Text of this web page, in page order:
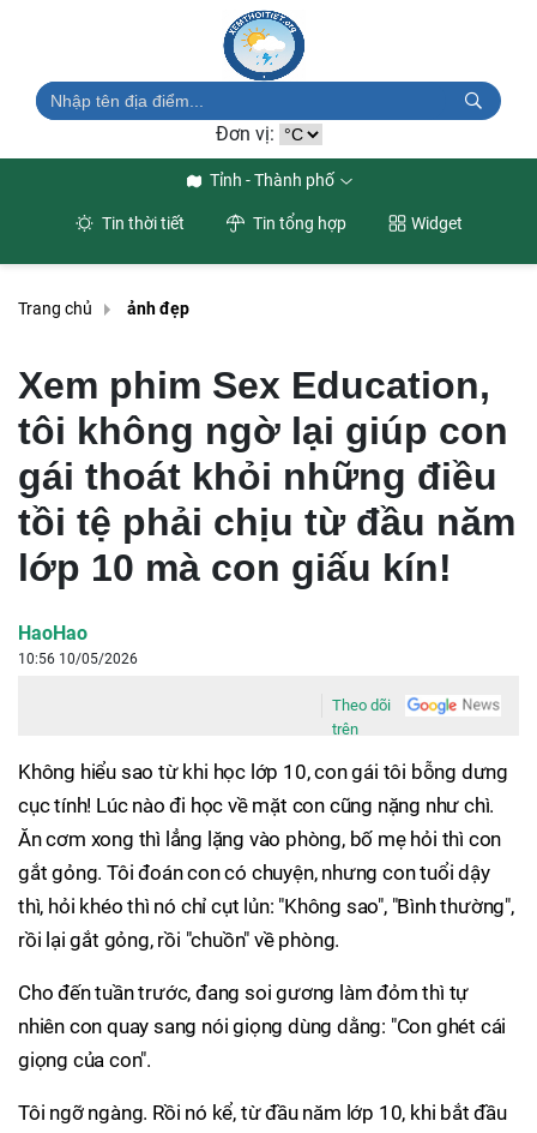
Đơn vị:
Tỉnh - Thành phố
Tin thời tiết Tin tổng hợp Widget
Trang chủ ảnh đẹp
Xem phim Sex Education,
tôi không ngờ lại giúp con
gái thoát khỏi những điều
tồi tệ phải chịu từ đầu năm
lớp 10 mà con giấu kín!
HaoHao
10:56 10/05/2026
Theo dõi
trên
Không hiểu sao từ khi học lớp 10, con gái tôi bỗng dưng
cục tính! Lúc nào đi học về mặt con cũng nặng như chì.
Ăn cơm xong thì lẳng lặng vào phòng, bố mẹ hỏi thì con
gắt gỏng. Tôi đoán con có chuyện, nhưng con tuổi dậy
thì, hỏi khéo thì nó chỉ cụt lủn: "Không sao", "Bình thường",
rồi lại gắt gỏng, rồi "chuồn" về phòng.
Cho đến tuần trước, đang soi gương làm đỏm thì tự
nhiên con quay sang nói giọng dùng dằng: "Con ghét cái
giọng của con".
Tôi ngỡ ngàng. Rồi nó kể, từ đầu năm lớp 10, khi bắt đầu